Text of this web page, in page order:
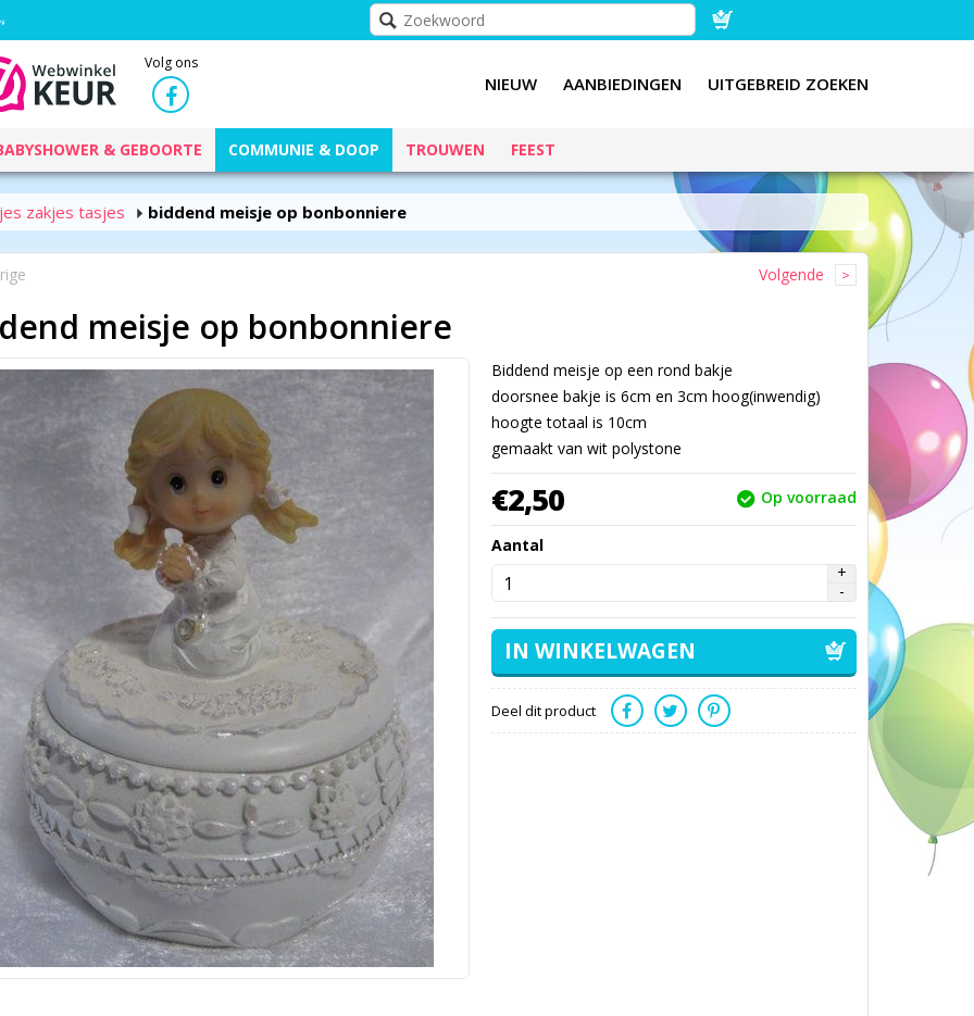
Volg ons
NIEUW AANBIEDINGEN UITGEBREID ZOEKEN
& GEBOORTE COMMUNIE & DOOP TROUWEN FEEST
zakjes tasjes biddend meisje op bonbonniere
Volgende
meisje op bonbonniere
Biddend meisje op een rond bakje
doorsnee bakje is 6cm en 3cm hoog(inwendig)
hoogte totaal is 10cm
gemaakt van wit polystone
€2,50 Op voorraad
Aantal
Deel dit product